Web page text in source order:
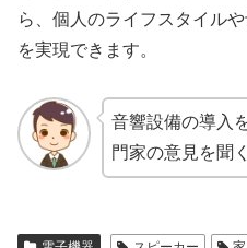
ら、個人のライフスタイル
を実現できます。
音響設備の導入
門家の意見を聞